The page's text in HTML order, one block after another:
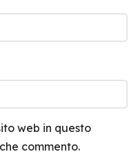
web in questo
commento.